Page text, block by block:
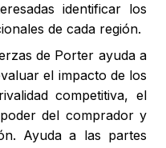
identificar los
de cada región.
de Porter ayuda a
el impacto de los
competitiva, el
del comprador y
Ayuda a las partes